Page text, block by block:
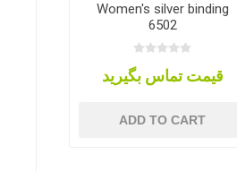
Women's silver binding
6502
قیمت تماس بگیرید
ADD TO CART